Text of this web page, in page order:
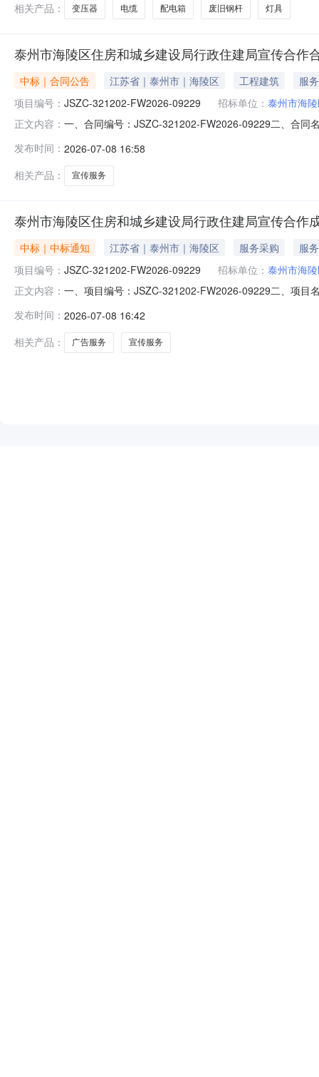
相关产品：
变压器 电缆 配电箱 废旧钢杆 灯具
泰州市海陵区住房和城乡建设局行政住建局宣传合作
中标｜合同公告 江苏省｜泰州市｜海陵区 工程建筑
服务
项目编号： JSZC-321202-FW2026-09229 招标单位： 泰州市海
正文内容： 一、合同编号：JSZC-321202-FW2026-09229二、合同
信息：项目名称：住建局宣传合作项目编号：JSZC-
发布时间： 2026-07-08 16:58
相关产品：
宣传服务
泰州市海陵区住房和城乡建设局行政住建局宣传合作
中标｜中标通知 江苏省｜泰州市｜海陵区 服务采购
服务
项目编号： JSZC-321202-FW2026-09229 招标单位： 泰州市海
正文内容： 一、项目编号：JSZC-321202-FW2026-09229二、项目
街道迎春西路656号评审开始时间：2026-07-0815:22评
发布时间： 2026-07-08 16:42
相关产品：
广告服务 宣传服务